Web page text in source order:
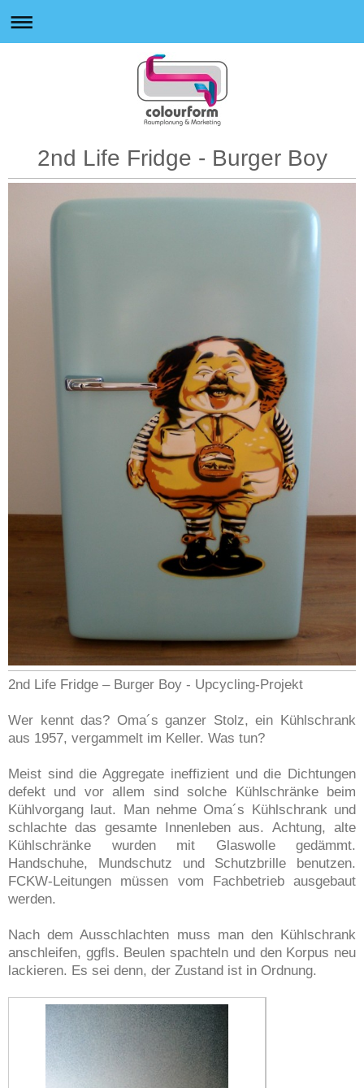
2nd Life Fridge - Burger Boy
2nd Life Fridge – Burger Boy - Upcycling-Projekt
Wer kennt das? Oma´s ganzer Stolz, ein Kühlschrank
aus 1957, vergammelt im Keller. Was tun?
Meist sind die Aggregate ineffizient und die Dichtungen
defekt und vor allem sind solche Kühlschränke beim
Kühlvorgang laut. Man nehme Oma´s Kühlschrank und
schlachte das gesamte Innenleben aus. Achtung, alte
Kühlschränke wurden mit Glaswolle gedämmt.
Handschuhe, Mundschutz und Schutzbrille benutzen.
FCKW-Leitungen müssen vom Fachbetrieb ausgebaut
werden.
Nach dem Ausschlachten muss man den Kühlschrank
anschleifen, ggfls. Beulen spachteln und den Korpus neu
lackieren. Es sei denn, der Zustand ist in Ordnung.